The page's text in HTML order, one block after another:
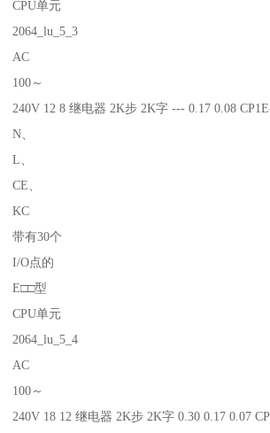
CPU单元
2064_lu_5_3
AC
100～
240V 12 8 继电器 2K步 2K字 --- 0.17 0.08
N、
L、
CE、
KC
带有30个
I/O点的
E□□型
CPU单元
2064_lu_5_4
AC
100～
240V 18 12 继电器 2K步 2K字 0.30 0.17 0.07